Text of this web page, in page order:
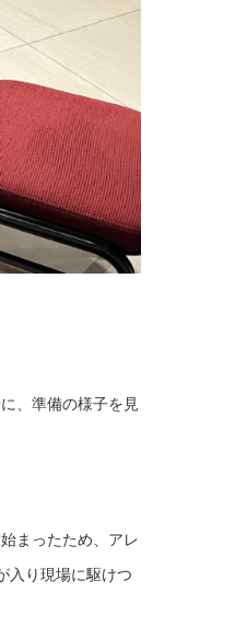
、準備の様子を見
まったため、アレ
入り現場に駆けつ